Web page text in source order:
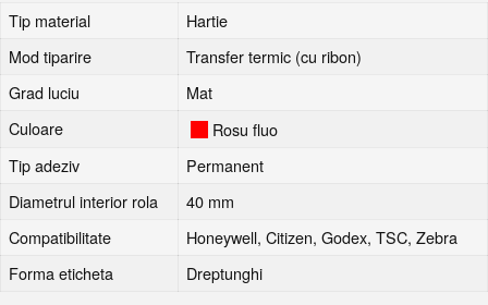
Tip material
Hartie
Mod tiparire
Transfer termic (cu ribon)
Grad luciu
Mat
Culoare
Rosu fluo
Tip adeziv
Permanent
Diametrul interior rola
40 mm
Compatibilitate
Honeywell, Citizen, Godex, TSC, Zebra
Forma eticheta
Dreptunghi